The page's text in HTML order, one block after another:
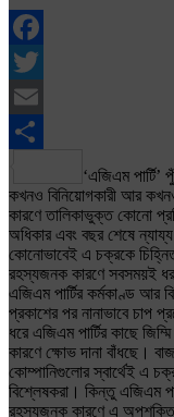
Facebook
Twitter
Email
Share
‘এজিএম
কখনও বিনিয়োগকারী আর
কারণে তালিকাভুক্ত কোনো
অধিকার এবং বছর শেষে ন্যায্য
কোনোভাবেই এ চক্রকে
রহস্যজনক কারণে সবসময়ই
এজিএম পার্টির কর্মকাণ্ড আর
প্রকাশের পর নানাভাবে চাপ
ধরে এজিএম পার্টির কাছে
কারণে ক্ষোভ দানা বাঁধছে।
কোম্পানিগুলোর স্বার্থেই এ
বিশ্লেষকরা। কিন্তু এজিএম
রহস্যজনক কারণে এ